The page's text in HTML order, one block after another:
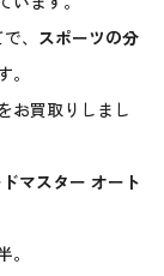
、 スポーツの分
お買取りしまし
マスター オート